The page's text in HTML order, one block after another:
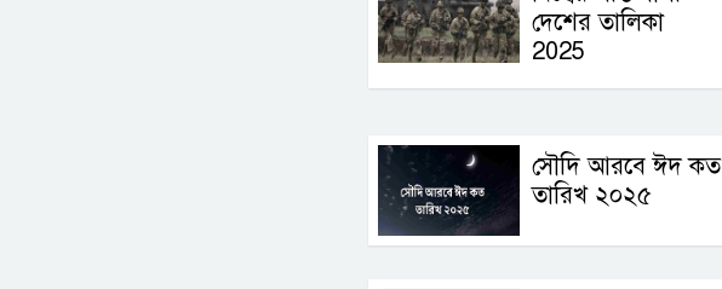
দেশের তালিকা
2025
সৌদি আরবে ঈদ কত
তারিখ ২০২৫